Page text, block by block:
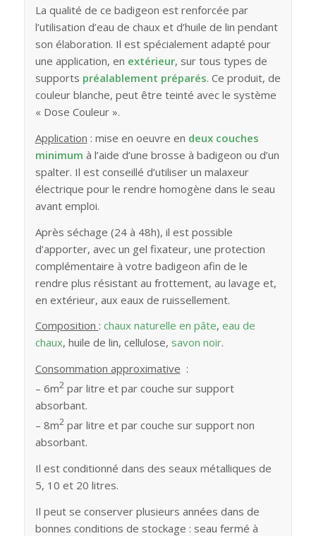
La qualité de ce badigeon est renforcée par
l’utilisation d’eau de chaux et d’huile de lin pendant
son élaboration. Il est spécialement adapté pour
une application, en extérieur, sur tous types de
supports préalablement préparés. Ce produit, de
couleur blanche, peut être teinté avec le système
« Dose Couleur ».
Application : mise en oeuvre en deux couches
minimum à l’aide d’une brosse à badigeon ou d’un
spalter. Il est conseillé d’utiliser un malaxeur
électrique pour le rendre homogène dans le seau
avant emploi.
Après séchage (24 à 48h), il est possible
d’apporter, avec un gel fixateur, une protection
complémentaire à votre badigeon afin de le
rendre plus résistant au frottement, au lavage et,
en extérieur, aux eaux de ruissellement.
Composition : chaux naturelle en pâte, eau de
chaux, huile de lin, cellulose, savon noir.
Consommation approximative :
– 6m2par litre et par couche sur support
absorbant.
– 8m2par litre et par couche sur support non
absorbant.
Il est conditionné dans des seaux métalliques de
5, 10 et 20 litres.
Il peut se conserver plusieurs années dans de
bonnes conditions de stockage : seau fermé à